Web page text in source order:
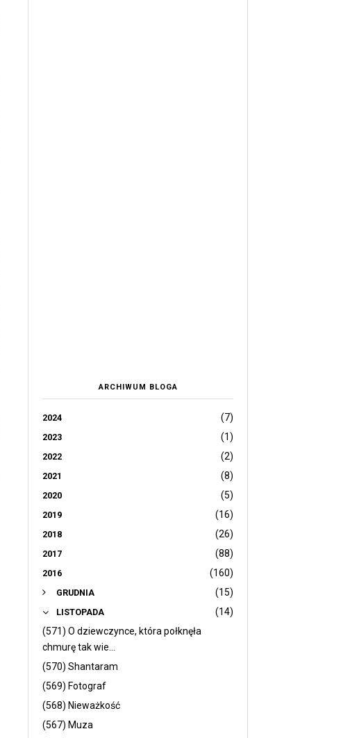
ARCHIWUM BLOGA
2024 (7)
2023 (1)
2022 (2)
2021 (8)
2020 (5)
2019 (16)
2018 (26)
2017 (88)
2016 (160)
GRUDNIA (15)
LISTOPADA
(14)
(571) O dziewczynce, która połknęła
chmurę tak wie...
(570) Shantaram
(569) Fotograf
(568) Nieważkość
(567) Muza